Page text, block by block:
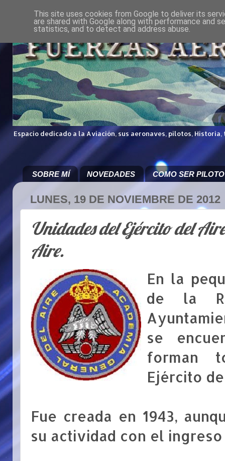
Espacio dedicado a la Aviación, sus aeronaves, pilotos,
SOBRE MÍ NOVEDADES COMO SER PILOTO
LUNES, 19 DE NOVIEMBRE DE 2012
Unidades del Ejército del
Aire.
En la
de la
se
forman
Ejército
Fue creada en 1943,
su actividad con el
This site uses cookies from Google to deliver its
are shared with Google along with performance and
statistics, and to detect and address abuse.